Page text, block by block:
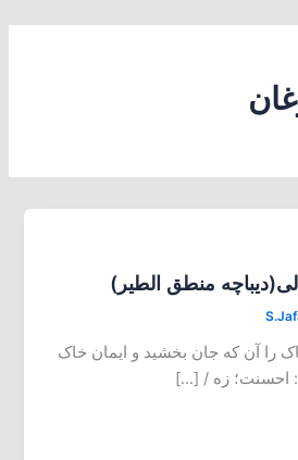
منطق الطیر)
را آن که جان بخشید و ایمان خاک
احسنت؛ زه / […]